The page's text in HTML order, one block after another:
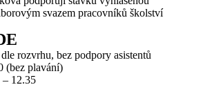
svazem pracovníků školství
rozvrhu, bez podpory asistentů
(bez plavání)
12.35